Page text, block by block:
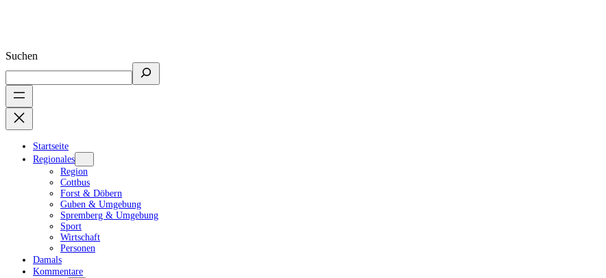
Suchen
Startseite
Regionales
Region
Cottbus
Forst & Döbern
Guben & Umgebung
Spremberg & Umgebung
Sport
Wirtschaft
Personen
Damals
Kommentare